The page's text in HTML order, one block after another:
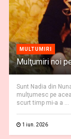
MULTUMIRI
Mulţumiri noi
Sunt Nadia din
mulţumesc pe
scurt timp mi-a a ...
1 iun. 2026